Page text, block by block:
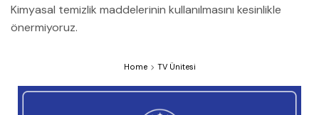
Kimyasal temizlik maddelerinin kullanılmasını kesinlikle
önermiyoruz.
Home TV Ünitesi